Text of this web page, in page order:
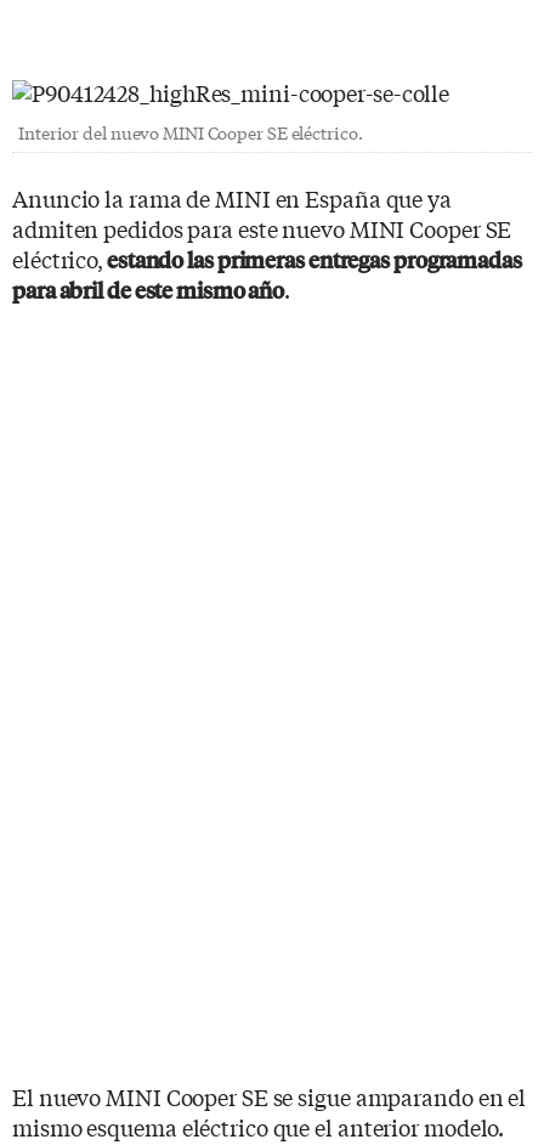
Interior del nuevo MINI Cooper SE eléctrico.
Anuncio la rama de MINI en España que ya
admiten pedidos para este nuevo MINI Cooper SE
eléctrico,estando las primeras entregas programadas
para abril de este mismo año.
El nuevo MINI Cooper SE se sigue amparando en el
mismo esquema eléctrico que el anterior modelo.